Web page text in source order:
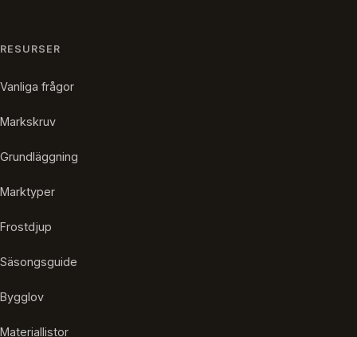
RESURSER
Vanliga frågor
Markskruv
Grundläggning
Marktyper
Frostdjup
Säsongsguide
Bygglov
Materiallistor